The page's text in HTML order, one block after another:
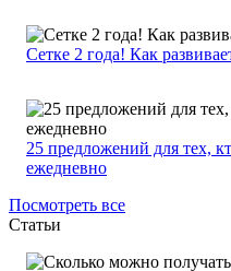
Сетке 2 года! Как
25 предложений для тех,
ежедневно
Посмотреть все
Статьи